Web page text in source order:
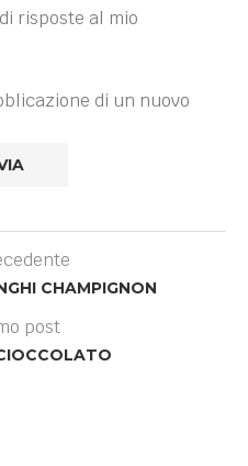
risposte al mio
di un nuovo
CHAMPIGNON
post